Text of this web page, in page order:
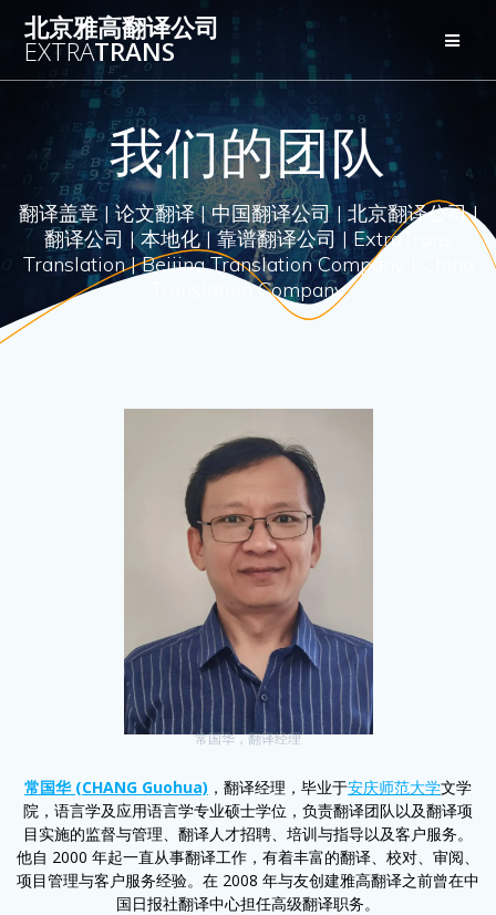
北京雅高翻译公司
EXTRATRANS
我们的团队
翻译盖章 | 论文翻译 | 中国翻译公司 | 北京翻译公司 |
翻译公司 | 本地化 | 靠谱翻译公司 | ExtraTrans
Translation | Beijing Translation Company | China
Translation Company
常国华，翻译经理
常国华 (CHANG Guohua) ，翻译经理，毕业于安庆师范大学文学
院，语言学及应用语言学专业硕士学位，负责翻译团队以及翻译项
目实施的监督与管理、翻译人才招聘、培训与指导以及客户服务。
他自 2000 年起一直从事翻译工作，有着丰富的翻译、校对、审阅、
项目管理与客户服务经验。在 2008 年与友创建雅高翻译之前曾在中
国日报社翻译中心担任高级翻译职务。